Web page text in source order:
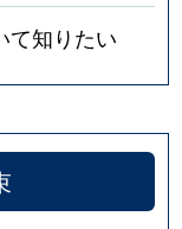
て知りたい